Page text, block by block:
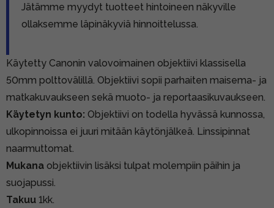
Jätämme myydyt tuotteet hintoineen näkyville
ollaksemme läpinäkyviä hinnoittelussa.
Käytetty Canonin valovoimainen objektiivi klassisella
50mm polttovälillä. Objektiivi sopii parhaiten maisema- ja
matkakuvaukseen sekä muoto- ja reportaasikuvaukseen.
Käytetyn kunto: Objektiivi on todella hyvässä kunnossa,
ulkopinnoissa ei juuri mitään käytönjälkeä. Linssipinnat
naarmuttomat.
Mukana objektiivin lisäksi tulpat molempiin päihin ja
suojapussi.
Takuu 1kk.